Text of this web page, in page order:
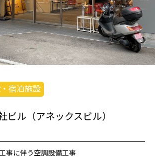
宿泊施設
ル（アネックスビル）
事に伴う空調設備工事